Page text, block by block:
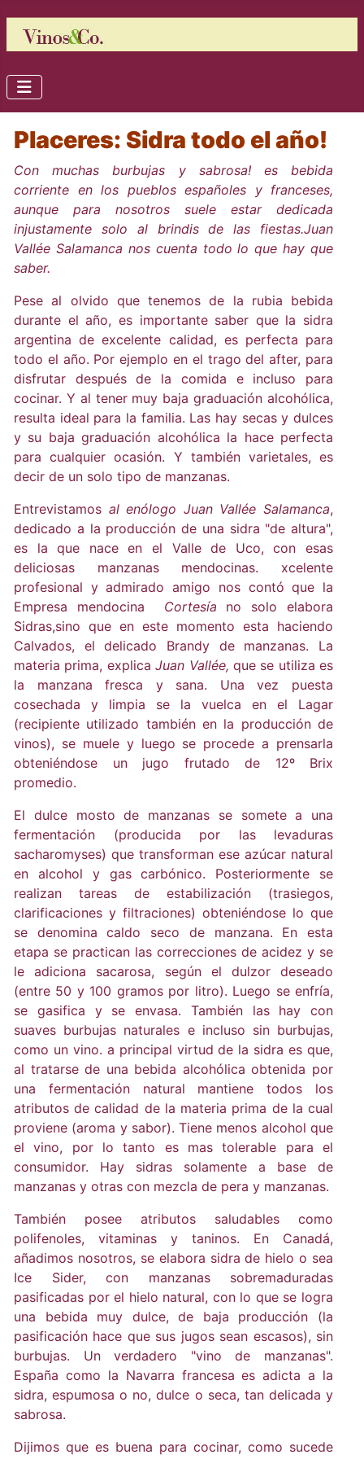
Placeres: Sidra todo el año!
Con muchas burbujas y sabrosa! es bebida
corriente en los pueblos españoles y franceses,
aunque para nosotros suele estar dedicada
injustamente solo al brindis de las fiestas.Juan
Vallée Salamanca nos cuenta todo lo que hay que
saber.
Pese al olvido que tenemos de la rubia bebida
durante el año, es importante saber que la sidra
argentina de excelente calidad, es perfecta para
todo el año. Por ejemplo en el trago del after, para
disfrutar después de la comida e incluso para
cocinar. Y al tener muy baja graduación alcohólica,
resulta ideal para la familia. Las hay secas y dulces
y su baja graduación alcohólica la hace perfecta
para cualquier ocasión. Y también varietales, es
decir de un solo tipo de manzanas.
Entrevistamos al enólogo Juan Vallée Salamanca,
dedicado a la producción de una sidra "de altura",
es la que nace en el Valle de Uco, con esas
deliciosas manzanas mendocinas. xcelente
profesional y admirado amigo nos contó que la
Empresa mendocina Cortesía no solo elabora
Sidras,sino que en este momento esta haciendo
Calvados, el delicado Brandy de manzanas. La
materia prima, explicaJuan Vallée, que se utiliza es
la manzana fresca y sana. Una vez puesta
cosechada y limpia se la vuelca en el Lagar
(recipiente utilizado también en la producción de
vinos), se muele y luego se procede a prensarla
obteniéndose un jugo frutado de 12º Brix
promedio.
El dulce mosto de manzanas se somete a una
fermentación (producida por las levaduras
sacharomyses) que transforman ese azúcar natural
en alcohol y gas carbónico. Posteriormente se
realizan tareas de estabilización (trasiegos,
clarificaciones y filtraciones) obteniéndose lo que
se denomina caldo seco de manzana. En esta
etapa se practican las correcciones de acidez y se
le adiciona sacarosa, según el dulzor deseado
(entre 50 y 100 gramos por litro). Luego se enfría,
se gasifica y se envasa. También las hay con
suaves burbujas naturales e incluso sin burbujas,
como un vino. a principal virtud de la sidra es que,
al tratarse de una bebida alcohólica obtenida por
una fermentación natural mantiene todos los
atributos de calidad de la materia prima de la cual
proviene (aroma y sabor). Tiene menos alcohol que
el vino, por lo tanto es mas tolerable para el
consumidor. Hay sidras solamente a base de
manzanas y otras con mezcla de pera y manzanas.
También posee atributos saludables como
polifenoles, vitaminas y taninos. En Canadá,
añadimos nosotros, se elabora sidra de hielo o sea
Ice Sider, con manzanas sobremaduradas
pasificadas por el hielo natural, con lo que se logra
una bebida muy dulce, de baja producción (la
pasificación hace que sus jugos sean escasos), sin
burbujas. Un verdadero "vino de manzanas".
España como la Navarra francesa es adicta a la
sidra, espumosa o no, dulce o seca, tan delicada y
sabrosa.
Dijimos que es buena para cocinar, como sucede